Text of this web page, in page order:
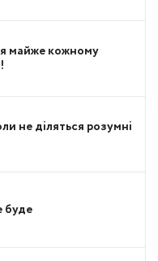
майже кожному
не діляться розумні
буде